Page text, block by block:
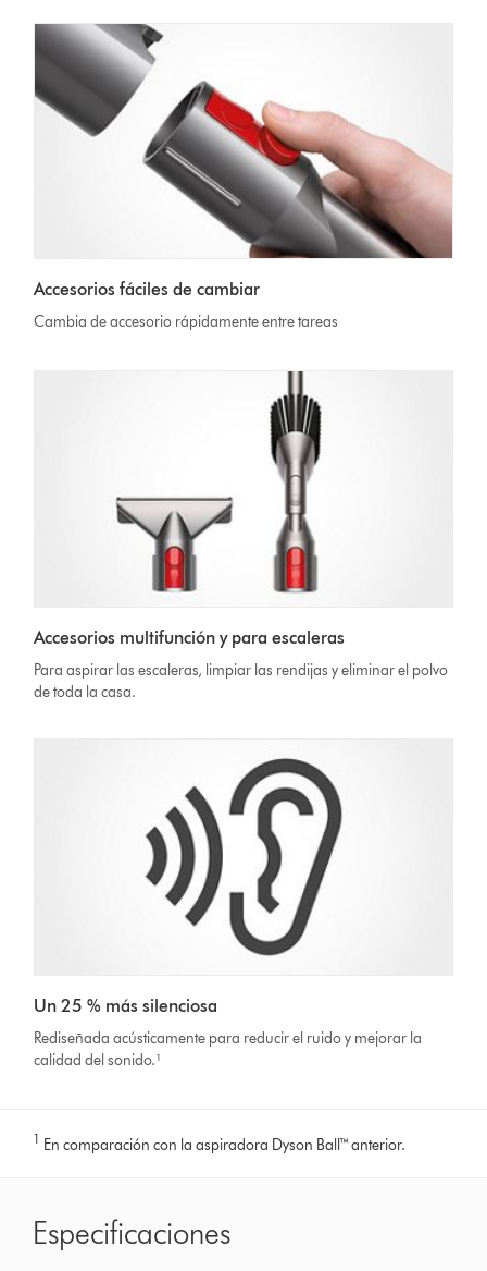
Accesorios fáciles de cambiar
Cambia de accesorio rápidamente entre tareas
Accesorios multifunción y para escaleras
Para aspirar las escaleras, limpiar las rendijas y eliminar el polvo
de toda la casa.
Un 25 % más silenciosa
Rediseñada acústicamente para reducir el ruido y mejorar la
calidad del sonido.¹
1 En comparación con la aspiradora Dyson Ball™ anterior.
Especificaciones